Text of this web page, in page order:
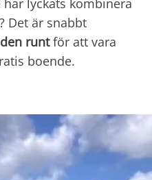
har lyckats kombinera
Det är snabbt
runtför att vara
boende.